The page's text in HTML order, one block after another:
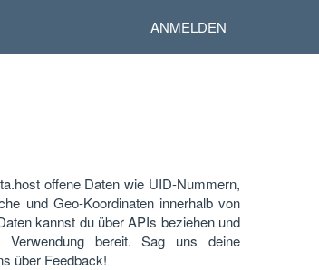
ANMELDEN
offene Daten wie UID-Nummern,
und Geo-Koordinaten innerhalb von
kannst du über APIs beziehen und
Verwendung bereit. Sag uns deine
über Feedback!